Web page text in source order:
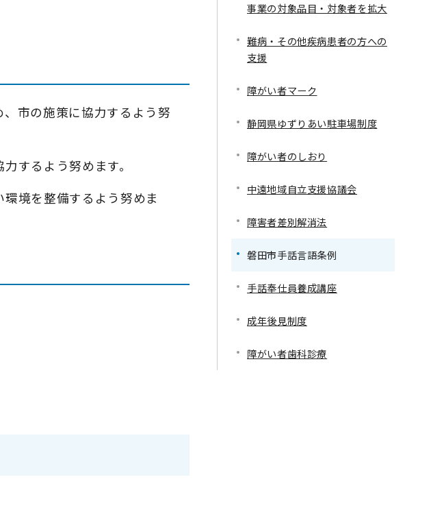
市の施策に協力するよう努
するよう努めます。
境を整備するよう努めま
事業の対象品目・対象者を拡大
難病・その他疾病患者の方への
支援
障がい者マーク
静岡県ゆずりあい駐車場制度
障がい者のしおり
中遠地域自立支援協議会
障害者差別解消法
磐田市手話言語条例
手話奉仕員養成講座
成年後見制度
障がい者歯科診療